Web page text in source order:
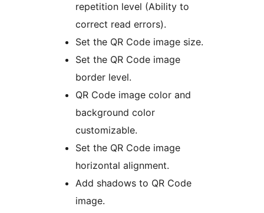
repetition level (Ability to
correct read errors).
Set the QR Code image size.
Set the QR Code image
border level.
QR Code image color and
background color
customizable.
Set the QR Code image
horizontal alignment.
Add shadows to QR Code
image.